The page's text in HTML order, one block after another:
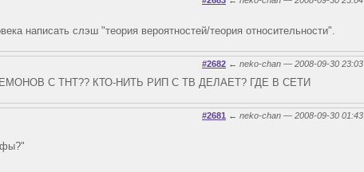
написать слэш "теория вероятностей/теория относительности".
#2682 ← neko-chan — 2008-09-30 23:03
С ТНТ?? КТО-НИТЬ РИП С ТВ ДЕЛАЕТ? ГДЕ В СЕТИ
#2681 ← neko-chan — 2008-09-30 01:43